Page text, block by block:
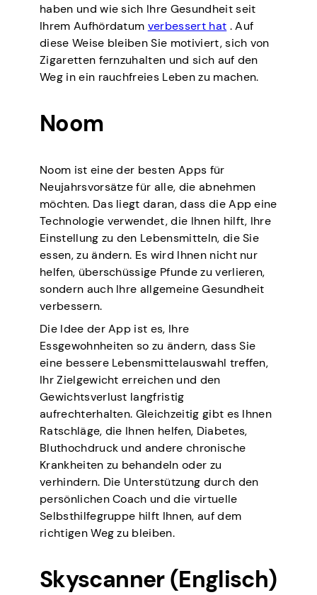
haben und wie sich Ihre Gesundheit seit
Ihrem Aufhördatum verbessert hat . Auf
diese Weise bleiben Sie motiviert, sich von
Zigaretten fernzuhalten und sich auf den
Weg in ein rauchfreies Leben zu machen.
Noom
Noom ist eine der besten Apps für
Neujahrsvorsätze für alle, die abnehmen
möchten. Das liegt daran, dass die App eine
Technologie verwendet, die Ihnen hilft, Ihre
Einstellung zu den Lebensmitteln, die Sie
essen, zu ändern. Es wird Ihnen nicht nur
helfen, überschüssige Pfunde zu verlieren,
sondern auch Ihre allgemeine Gesundheit
verbessern.
Die Idee der App ist es, Ihre
Essgewohnheiten so zu ändern, dass Sie
eine bessere Lebensmittelauswahl treffen,
Ihr Zielgewicht erreichen und den
Gewichtsverlust langfristig
aufrechterhalten. Gleichzeitig gibt es Ihnen
Ratschläge, die Ihnen helfen, Diabetes,
Bluthochdruck und andere chronische
Krankheiten zu behandeln oder zu
verhindern. Die Unterstützung durch den
persönlichen Coach und die virtuelle
Selbsthilfegruppe hilft Ihnen, auf dem
richtigen Weg zu bleiben.
Skyscanner (Englisch)